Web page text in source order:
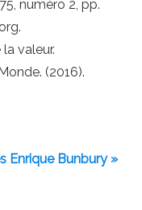
numéro 2, pp.
valeur.
(2016).
Enrique Bunbury »